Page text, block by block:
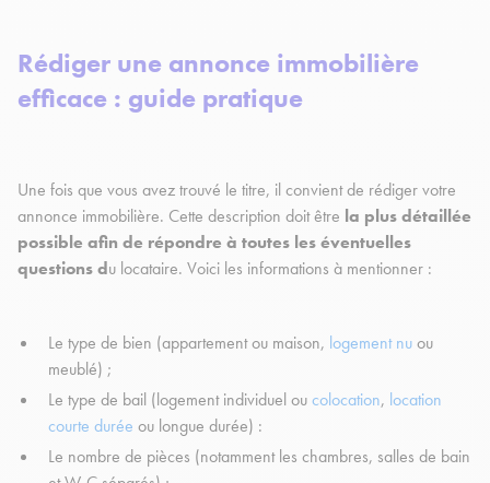
Rédiger une annonce immobilière
efficace : guide pratique
Une fois que vous avez trouvé le titre, il convient de rédiger votre
annonce immobilière. Cette description doit être la plus détaillée
possible afin de répondre à toutes les éventuelles
questions du locataire. Voici les informations à mentionner :
Le type de bien (appartement ou maison, logement nuou
meublé) ;
Le type de bail (logement individuel oucolocation, location
courte durée ou longue durée) :
Le nombre de pièces (notamment les chambres, salles de bain